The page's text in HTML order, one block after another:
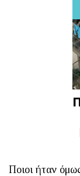
Ποιοι ήταν